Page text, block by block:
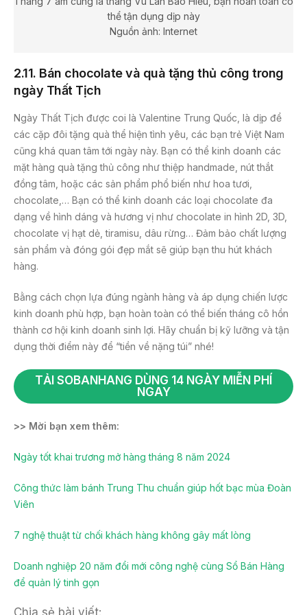
thể tận dụng dịp này
Nguồn ảnh: Internet
2.11. Bán chocolate và quà tặng thủ công trong
ngày Thất Tịch
Ngày Thất Tịch được coi là Valentine Trung Quốc, là dịp để
các cặp đôi tặng quà thể hiện tình yêu, các bạn trẻ Việt Nam
cũng khá quan tâm tới ngày này. Bạn có thể kinh doanh các
mặt hàng quà tặng thủ công như thiệp handmade, nút thắt
đồng tâm, hoặc các sản phẩm phổ biến như hoa tươi,
chocolate,… Bạn có thể kinh doanh các loại chocolate đa
dạng về hình dáng và hương vị như chocolate in hình 2D, 3D,
chocolate vị hạt dẻ, tiramisu, dâu rừng… Đảm bảo chất lượng
sản phẩm và đóng gói đẹp mắt sẽ giúp bạn thu hút khách
hàng.
Bằng cách chọn lựa đúng ngành hàng và áp dụng chiến lược
kinh doanh phù hợp, bạn hoàn toàn có thể biến tháng cô hồn
thành cơ hội kinh doanh sinh lợi. Hãy chuẩn bị kỹ lưỡng và tận
dụng thời điểm này để “tiền về nặng túi” nhé!
TẢI SOBANHANG DÙNG 14 NGÀY MIỄN PHÍ
NGAY
>> Mời bạn xem thêm:
Ngày tốt khai trương mở hàng tháng 8 năm 2024
Công thức làm bánh Trung Thu chuẩn giúp hốt bạc mùa Đoàn
Viên
7 nghệ thuật từ chối khách hàng không gây mất lòng
Doanh nghiệp 20 năm đổi mới công nghệ cùng Sổ Bán Hàng
để quản lý tinh gọn
Chia sẻ bài viết: